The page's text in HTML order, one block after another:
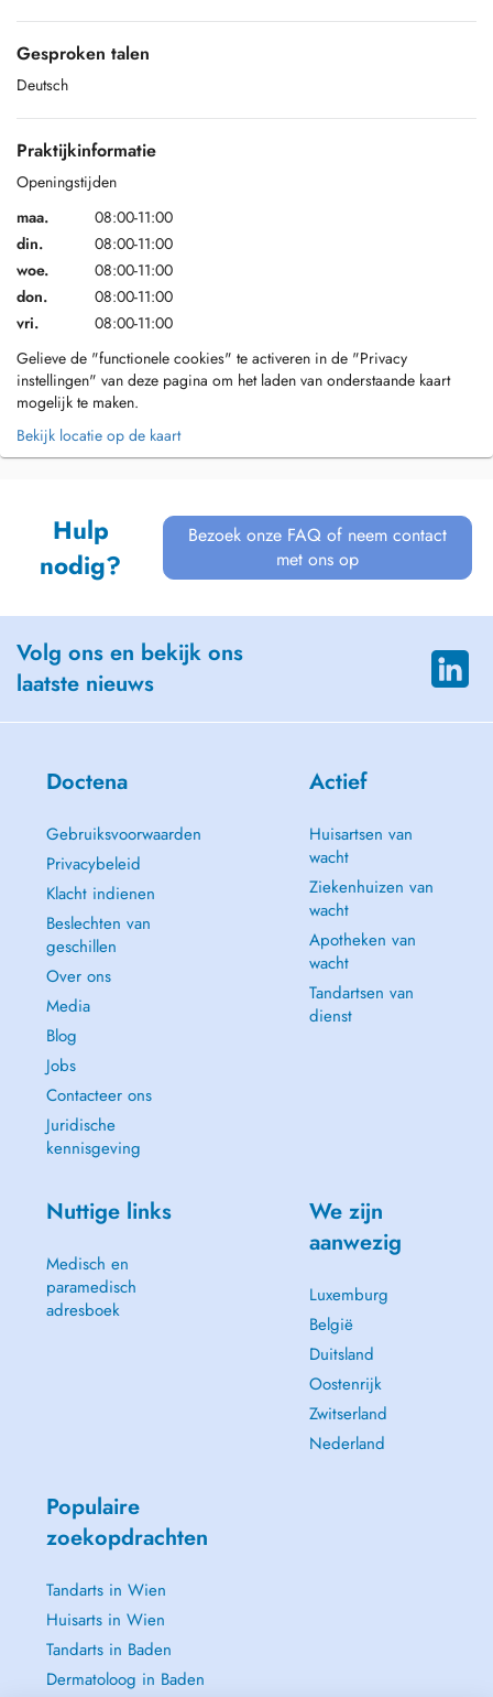
Gesproken talen
Deutsch
Praktijkinformatie
Openingstijden
maa.
08:00-11:00
din.
08:00-11:00
woe.
08:00-11:00
don.
08:00-11:00
vri.
08:00-11:00
Gelieve de "functionele cookies" te activeren in de "Privacy
instellingen" van deze pagina om het laden van onderstaande kaart
mogelijk te maken.
Bekijk locatie op de kaart
Hulp
nodig?
Bezoek onze FAQ of neem contact
met ons op
Volg ons en bekijk ons
laatste nieuws
Doctena
Gebruiksvoorwaarden
Privacybeleid
Klacht indienen
Beslechten van
geschillen
Over ons
Media
Blog
Jobs
Contacteer ons
Juridische
kennisgeving
Actief
Huisartsen van
wacht
Ziekenhuizen van
wacht
Apotheken van
wacht
Tandartsen van
dienst
Nuttige links
Medisch en
paramedisch
adresboek
We zijn
aanwezig
Luxemburg
België
Duitsland
Oostenrijk
Zwitserland
Nederland
Populaire
zoekopdrachten
Tandarts in Wien
Huisarts in Wien
Tandarts in Baden
Dermatoloog in Baden